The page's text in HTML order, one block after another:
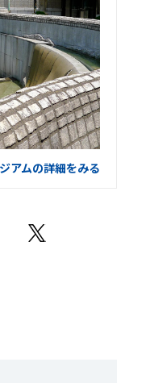
アムの詳細をみる